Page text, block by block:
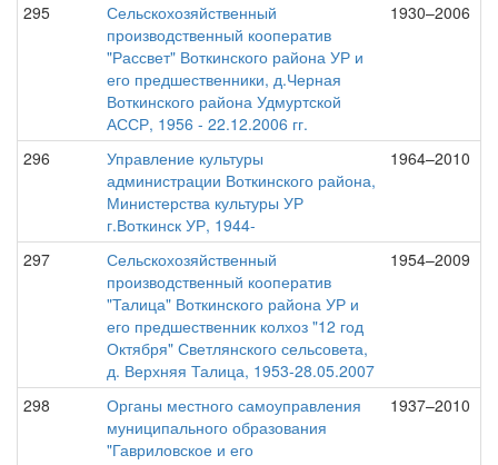
295
Сельскохозяйственный
производственный кооператив
"Рассвет" Воткинского района УР и
его предшественники, д.Черная
Воткинского района Удмуртской
АССР, 1956 - 22.12.2006 гг.
1930–2006
296
Управление культуры
администрации Воткинского района,
Министерства культуры УР
г.Воткинск УР, 1944-
1964–2010
297
Сельскохозяйственный
производственный кооператив
"Талица" Воткинского района УР и
его предшественник колхоз "12 год
Октября" Светлянского сельсовета,
д. Верхняя Талица, 1953-28.05.2007
1954–2009
298
Органы местного самоуправления
муниципального образования
"Гавриловское и его
1937–2010